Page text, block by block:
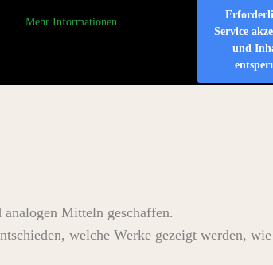
Mehr Informationen
Service
und
Mitteln geschaffen.
welche Werke gezeigt werden,